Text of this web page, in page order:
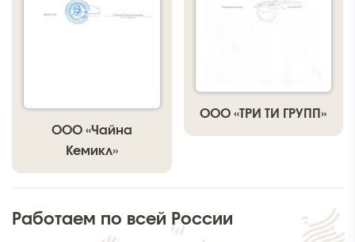
OOO «ТРИ ТИ ГРУПП»
Работаем по всей России